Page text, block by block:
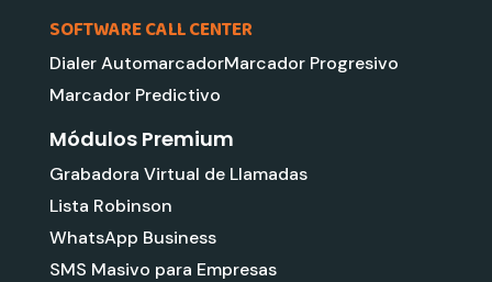
SOFTWARE CALL CENTER
Dialer AutomarcadorMarcador Progresivo
Marcador Predictivo
Módulos Premium
Grabadora Virtual de Llamadas
Lista Robinson
WhatsApp Business
SMS Masivo para Empresas